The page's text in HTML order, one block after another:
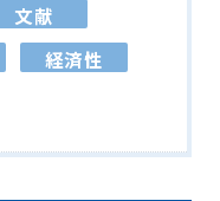
文献
経済性